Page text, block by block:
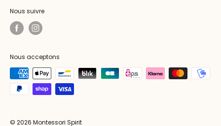
Nous suivre
Nous acceptons
© 2026 Montessori Spirit